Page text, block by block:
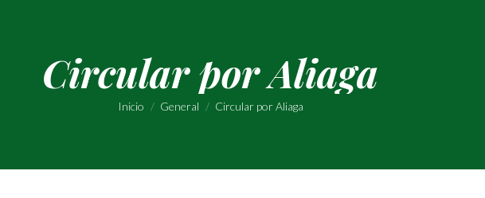
Circular por Aliaga
Estás aquí:
Inicio General Circular por Aliaga